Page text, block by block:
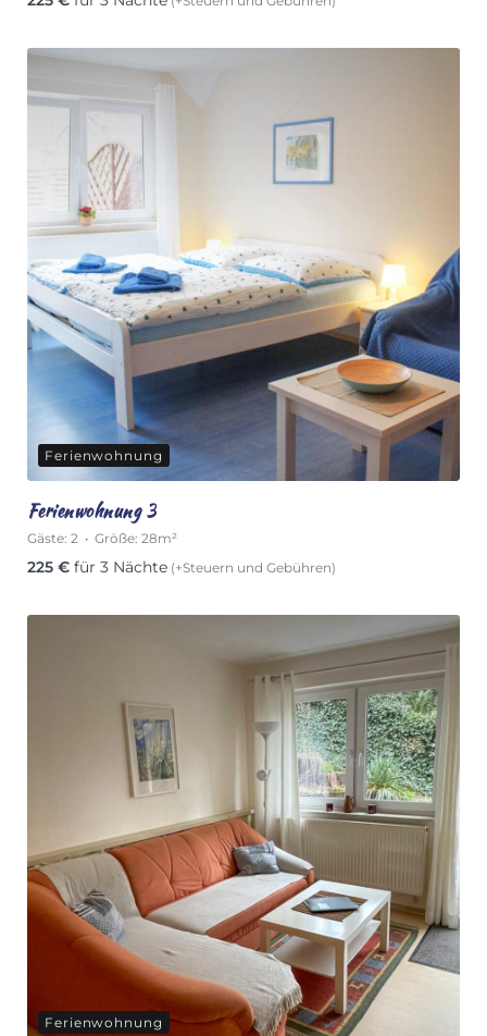
Ferienwohnung
Ferienwohnung 3
Gäste: 2 Größe: 28m²
225 € für 3 Nächte (+Steuern und Gebühren)
Ferienwohnung